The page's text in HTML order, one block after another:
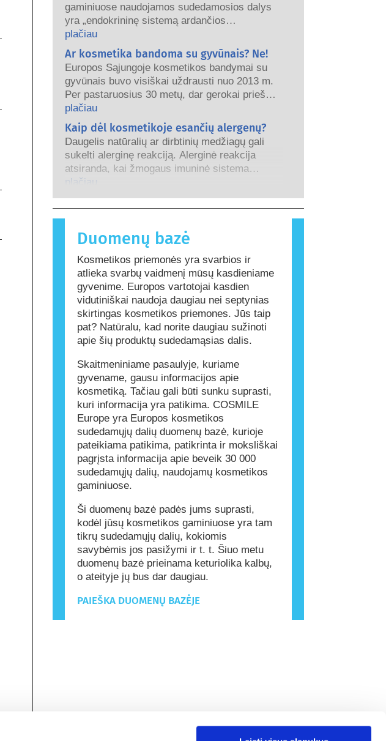
gaminiuose naudojamos sudedamosios dalys
yra „endokrininę sistemą ardančios
medžiagos“, nes jos gali imituoti kai kurias
mūsų hormonų savybes. Vien todėl, kad
kažkas gali imituoti hormoną, dar nereiškia,
kad tai sutrikdys mūsų endokrininę sistemą.
Buvo įrodyta, kad daugelis medžiagų, įskaitant
natūralias, imituoja hormonus, tačiau labai
mažai (o tai dažniausiai yra stiprūs vaistai) gali
sukelti endokrininės sistemos sutrikimus.
Griežti gaminių saugos vertinimai, kuriuos
atlieka kvalifikuoti mokslo ekspertai ir kuriuos
įmonės teisiškai privalo atlikti, apima visą
galimą riziką, įskaitant galimus endokrininės
plačiau
Ar kosmetika bandoma su gyvūnais? Ne!
Europos Sąjungoje kosmetikos bandymai su
gyvūnais buvo visiškai uždrausti nuo 2013 m.
Per pastaruosius 30 metų, dar gerokai prieš
įsigaliojant draudimui, kosmetikos ir asmens
priežiūros pramonė investavo į mokslinius
tyrimus ir plėtrą, siekdama sukurti alternatyvas
bandymams su gyvūnais, kad įvertinti
kosmetikos ingredientų ir gaminių saugumą.
plačiau
Kaip dėl kosmetikoje esančių alergenų?
Daugelis natūralių ar dirbtinių medžiagų gali
sukelti alerginę reakciją. Alerginė reakcija
atsiranda, kai žmogaus imuninė sistema
reaguoja į medžiagas, kurios yra
sukelianti alerginę reakciją, vadinama alergenu.
Kosmetikos ir asmens priežiūros gaminiuose
gali būti ingredientų, kurie kai kuriems
žmonėms gali sukelti alergiją. Tai nereiškia,
kad produktas nėra saugus naudoti kitiems.
plačiau
Duomenų bazė
Kosmetikos priemonės yra svarbios ir
atlieka svarbų vaidmenį mūsų kasdieniame
gyvenime. Europos vartotojai kasdien
vidutiniškai naudoja daugiau nei septynias
skirtingas kosmetikos priemones. Jūs taip
pat? Natūralu, kad norite daugiau sužinoti
apie šių produktų sudedamąsias dalis.
Skaitmeniniame pasaulyje, kuriame
gyvename, gausu informacijos apie
kosmetiką. Tačiau gali būti sunku suprasti,
kuri informacija yra patikima. COSMILE
Europe yra Europos kosmetikos
sudedamųjų dalių duomenų bazė, kurioje
pateikiama patikima, patikrinta ir moksliškai
pagrįsta informacija apie beveik 30 000
sudedamųjų dalių, naudojamų kosmetikos
gaminiuose.
Ši duomenų bazė padės jums suprasti,
kodėl jūsų kosmetikos gaminiuose yra tam
tikrų sudedamųjų dalių, kokiomis
savybėmis jos pasižymi ir t. t. Šiuo metu
duomenų bazė prieinama keturiolika kalbų,
o ateityje jų bus dar daugiau.
PAIEŠKA DUOMENŲ BAZĖJE